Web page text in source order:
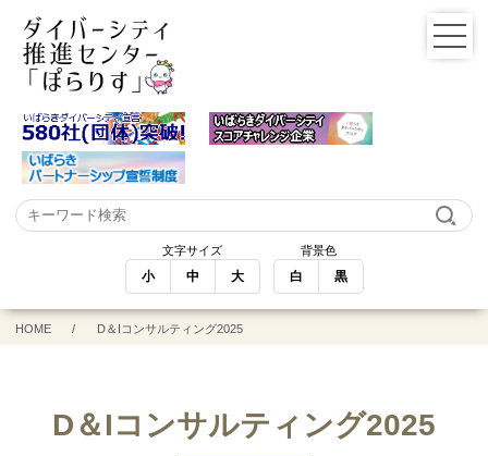
文字サイズ
小 中 大
背景色
白 黒
HOME D＆Iコンサルティング2025
D＆Iコンサルティング2025